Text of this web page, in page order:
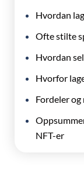
Hvordan
Ofte stilte
Hvordan
Hvorfor
Fordeler og
NFT-er